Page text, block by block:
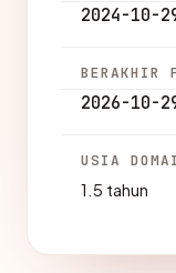
2024-10-
BERAKHIR
2026-10-
USIA
1.5 tahun